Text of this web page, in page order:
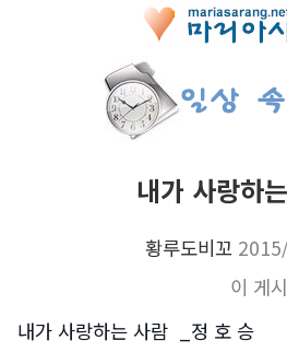
내가 사랑하
황루도비꼬
이 게
내가 사랑하는 사람 _ 정 호 승